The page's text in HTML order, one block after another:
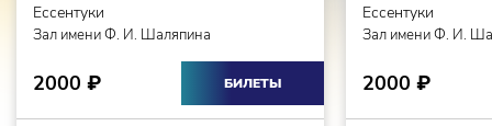
Ессентуки
Зал имени Ф. И. Шаляпина
2000 ₽ БИЛЕТЫ
Ессентуки
Зал имени Ф. И.
2000 ₽